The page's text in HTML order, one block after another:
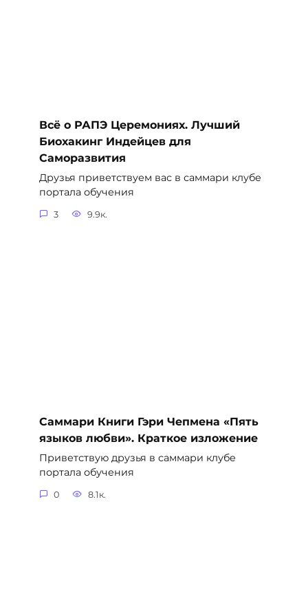
Всё о РАПЭ Церемониях. Лучший
Биохакинг Индейцев для
Саморазвития
Друзья приветствуем вас в саммари клубе
портала обучения
3 9.9к.
Саммари Книги Гэри Чепмена «Пять
языков любви». Краткое изложение
Приветствую друзья в саммари клубе
портала обучения
0 8.1к.